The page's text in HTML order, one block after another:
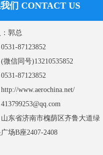
们 CONTACT US
郭总
87123852
微信同号)13210535852
87123852
www.aerochina.net/
东省济南市槐荫区齐鲁大道绿
场B座2407-2408